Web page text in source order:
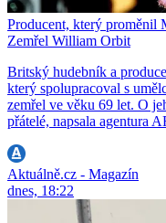
Producent, který proměnil
Zemřel William Orbit
Britský hudebník a
který spolupracoval s
zemřel ve věku 69 let. O
přátelé, napsala agentura
Aktuálně.cz - Magazín
dnes, 18:22